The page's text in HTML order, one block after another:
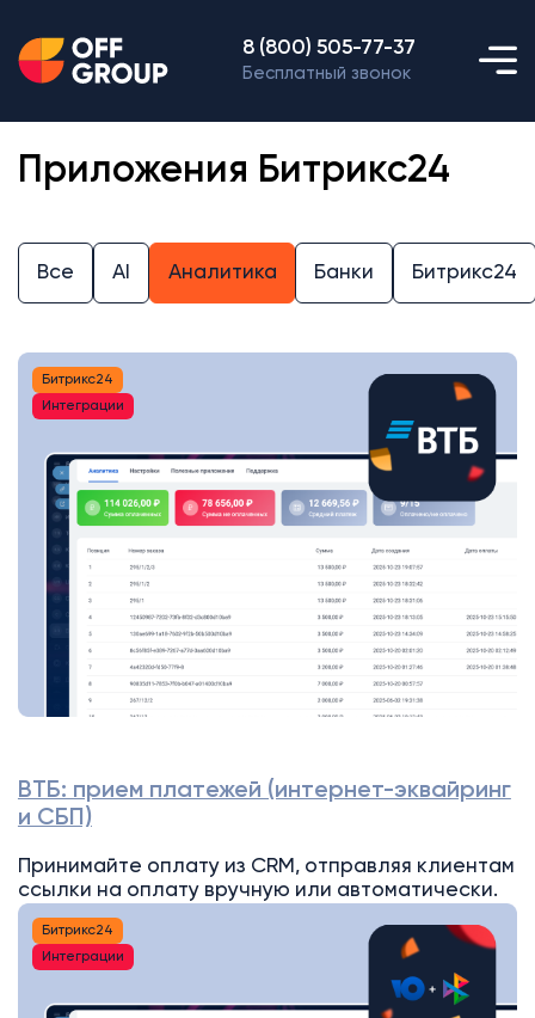
8 (800) 505-77-37
Бесплатный звонок
Приложения Битрикс24
Все AI Аналитика Банки Битрикс24
Битрикс24
Интеграции
ВТБ: прием платежей (интернет-эквайринг
и СБП)
Принимайте оплату из CRM, отправляя клиентам
ссылки на оплату вручную или автоматически.
Битрикс24
Интеграции